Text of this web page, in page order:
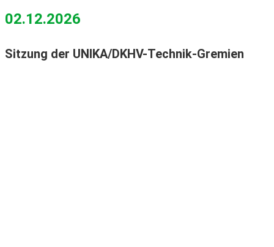
02.12.2026
Sitzung der UNIKA/DKHV-Technik-Gremien